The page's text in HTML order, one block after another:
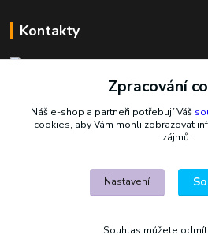
Kontakty
Ivana Šiková
+420 607 146 238
Po-Pá, 8-18 hod.
Zpracování
Náš e-shop a partneři potřebují Váš
cookies, aby Vám mohli zobrazovat
zájmů.
Nastavení
Souhlas můžete